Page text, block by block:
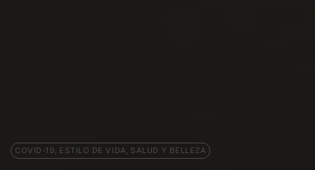
COVID-19, ESTILO DE VIDA , SALUD Y BELLEZA